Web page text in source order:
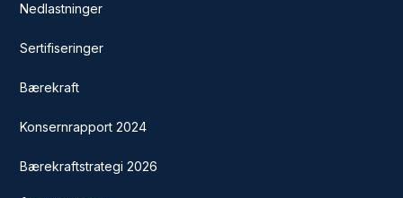
Nedlastninger
Sertifiseringer
Bærekraft
Konsernrapport 2024
Bærekraftstrategi 2026